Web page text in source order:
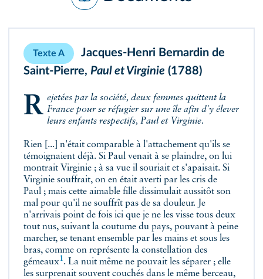
Texte A
Jacques-Henri Bernardin de
Saint-Pierre, Paul et Virginie (1788)
Rejetées par la société, deux femmes quittent la France pour se réfugier sur une île afin d'y élever
leurs enfants respectifs, Paul et Virginie.
Rien [...] n'était comparable à l'attachement qu'ils se
témoignaient déjà. Si Paul venait à se plaindre, on lui
montrait Virginie ; à sa vue il souriait et s'apaisait. Si
Virginie souffrait, on en était averti par les cris de
Paul ; mais cette aimable fille dissimulait aussitôt son
mal pour qu'il ne souffrît pas de sa douleur. Je
n'arrivais point de fois ici que je ne les visse tous deux
tout nus, suivant la coutume du pays, pouvant à peine
marcher, se tenant ensemble par les mains et sous les
bras, comme on représente la constellation des
gémeaux1. La nuit même ne pouvait les séparer ; elle
les surprenait souvent couchés dans le même berceau,